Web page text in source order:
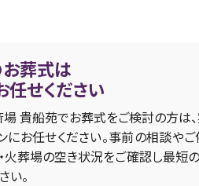
葬式は
任せください
貴船苑でお葬式をご検討の方は
お任せください。事前の相談や
火葬場の空き状況をご確認し最短
い。